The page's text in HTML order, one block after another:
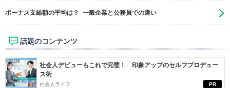
ボーナス支給額の平均は？ 一般企業と公務員での違い
話題のコンテンツ
PR
社会人デビューもこれで完璧！ 印象アップのセルフプロデュー
ス術
社会人ライフ